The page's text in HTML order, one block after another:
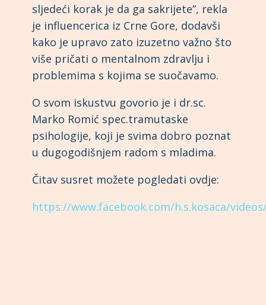
sljedeći korak je da ga sakrijete”, rekla
je influencerica iz Crne Gore, dodavši
kako je upravo zato izuzetno važno što
više pričati o mentalnom zdravlju i
problemima s kojima se suočavamo.
O svom iskustvu govorio je i dr.sc.
Marko Romić spec.tramutaske
psihologije, koji je svima dobro poznat
u dugogodišnjem radom s mladima.
Čitav susret možete pogledati ovdje:
https://www.facebook.com/h.s.kosaca/